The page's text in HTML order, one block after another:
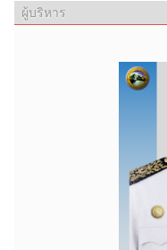
ผู้บริหาร